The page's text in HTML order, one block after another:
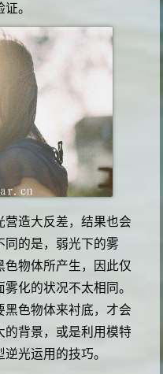
。
营造大反差，结果也会
同的是，弱光下的雾
色物体所产生，因此仅
化的状况不太相同。
黑色物体来衬底，才会
的背景，或是利用模特
光运用的技巧。